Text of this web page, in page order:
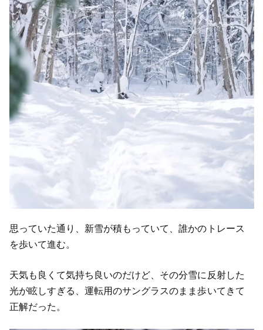
思っていた通り、新雪が積もっていて、誰かのトレース
を歩いて進む。
天気も良くて気持ち良いのだけど、その分雪に反射した
光が眩しすぎる、運転用のサングラスのまま歩いてきて
正解だった。